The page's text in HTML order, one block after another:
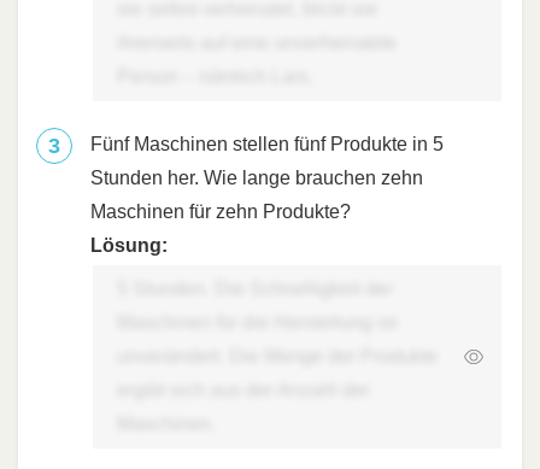
Fünf Maschinen stellen fünf Produkte in 5
Stunden her. Wie lange brauchen zehn
Maschinen für zehn Produkte?
Lösung: